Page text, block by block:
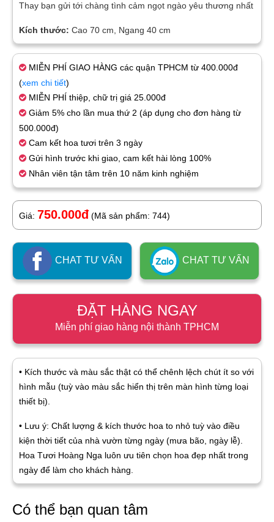
Thay bạn gửi tới chàng tình cảm ngọt ngào yêu thương nhất
Kích thước: Cao 70 cm, Ngang 40 cm
MIỄN PHÍ GIAO HÀNG các quận TPHCM từ 400.000đ
(xem chi tiết)
MIỄN PHÍ thiệp, chữ trị giá 25.000đ
Giảm 5% cho lần mua thứ 2 (áp dụng cho đơn hàng từ
500.000đ)
Cam kết hoa tươi trên 3 ngày
Gửi hình trước khi giao, cam kết hài lòng 100%
Nhân viên tận tâm trên 10 năm kinh nghiệm
Giá: 750.000đ (Mã sản phẩm: 744)
CHAT TƯ VẤN CHAT TƯ VẤN
ĐẶT HÀNG NGAY
Miễn phí giao hàng nội thành TPHCM
• Kích thước và màu sắc thật có thể chênh lệch chút ít so với
hình mẫu (tuỳ vào màu sắc hiển thị trên màn hình từng loại
thiết bị).
• Lưu ý: Chất lượng & kích thước hoa to nhỏ tuỳ vào điều
kiện thời tiết của nhà vườn từng ngày (mưa bão, ngày lễ).
Hoa Tươi Hoàng Nga luôn ưu tiên chọn hoa đẹp nhất trong
ngày để làm cho khách hàng.
Có thể bạn quan tâm